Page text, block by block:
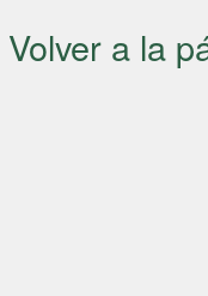
Volver a la